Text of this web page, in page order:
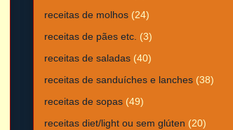
receitas de molhos (24)
receitas de pães etc. (3)
receitas de saladas (40)
receitas de sanduíches e lanches (38)
receitas de sopas (49)
receitas diet/light ou sem glúten (20)